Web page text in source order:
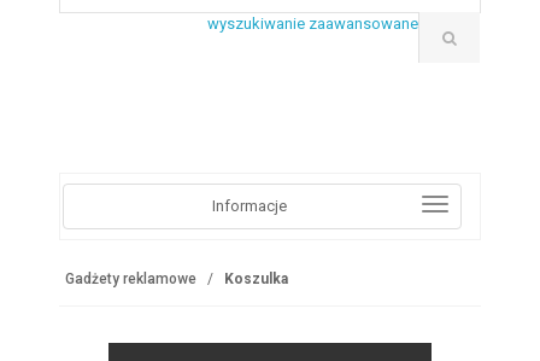
wyszukiwanie zaawansowane
Informacje
Gadżety reklamowe Koszulka